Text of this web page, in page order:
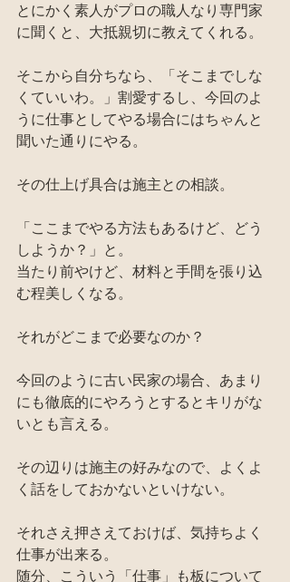
とにかく素人がプロの職人なり専門家
に聞くと、大抵親切に教えてくれる。
そこから自分ちなら、「そこまでしな
くていいわ。」割愛するし、今回のよ
うに仕事としてやる場合にはちゃんと
聞いた通りにやる。
その仕上げ具合は施主との相談。
「ここまでやる方法もあるけど、どう
しようか？」と。
当たり前やけど、材料と手間を張り込
む程美しくなる。
それがどこまで必要なのか？
今回のように古い民家の場合、あまり
にも徹底的にやろうとするとキリがな
いとも言える。
その辺りは施主の好みなので、よくよ
く話をしておかないといけない。
それさえ押さえておけば、気持ちよく
仕事が出来る。
随分、こういう「仕事」も板について